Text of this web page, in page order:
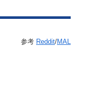
参考 Reddit/MAL